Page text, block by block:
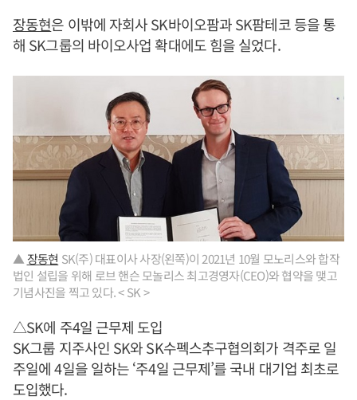
장동현은 이밖에 자회사 SK바이오팜과 SK팜테코 등을 통
해 SK그룹의 바이오사업 확대에도 힘을 실었다.
▲ 장동현 SK(주) 대표이사 사장(왼쪽)이 2021년 10월 모노리스와 합작
법인 설립을 위해 로브 핸슨 모놀리스 최고경영자(CEO)와 협약을 맺고
기념사진을 찍고 있다. < SK >
△SK에 주4일 근무제 도입
SK그룹 지주사인 SK와 SK수펙스추구협의회가 격주로 일
주일에 4일을 일하는 ‘주4일 근무제’를 국내 대기업 최초로
도입했다.